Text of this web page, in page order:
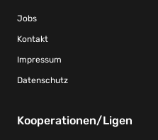
Jobs
Kontakt
Impressum
Datenschutz
Kooperationen/Ligen